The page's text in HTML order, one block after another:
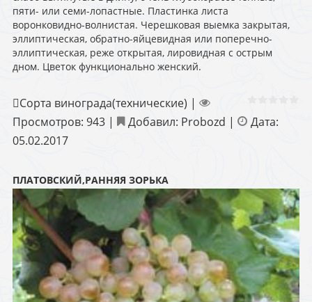
пяти- или семи-лопастные. Пластинка листа
воронковидно-волнистая. Черешковая выемка закрытая,
эллиптическая, обратно-яйцевидная или поперечно-
эллиптическая, реже открытая, лировидная с острым
дном. Цветок функционально женский.
Сорта винограда(технические) |
Просмотров: 943 | Добавил: Probozd |
Дата:
05.02.2017
ПЛАТОВСКИЙ,РАННЯЯ ЗОРЬКА